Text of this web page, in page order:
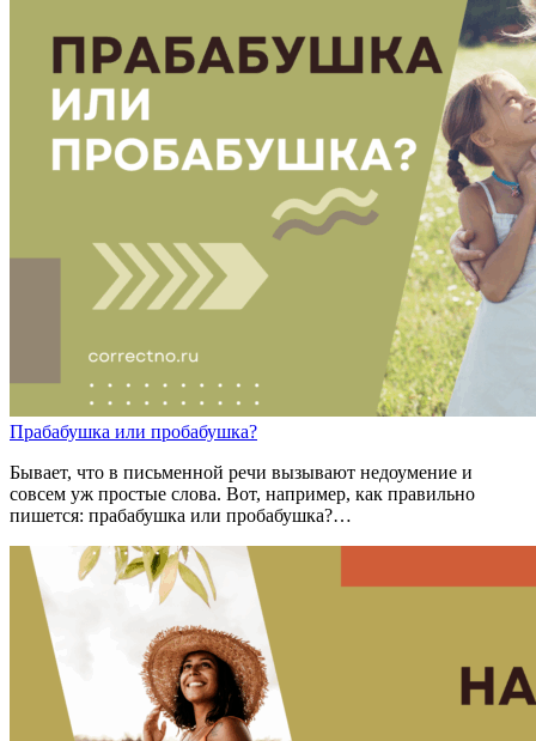
Прабабушка или пробабушка?
Бывает, что в письменной речи вызывают недоумение и
совсем уж простые слова. Вот, например, как правильно
пишется: прабабушка или пробабушка?…